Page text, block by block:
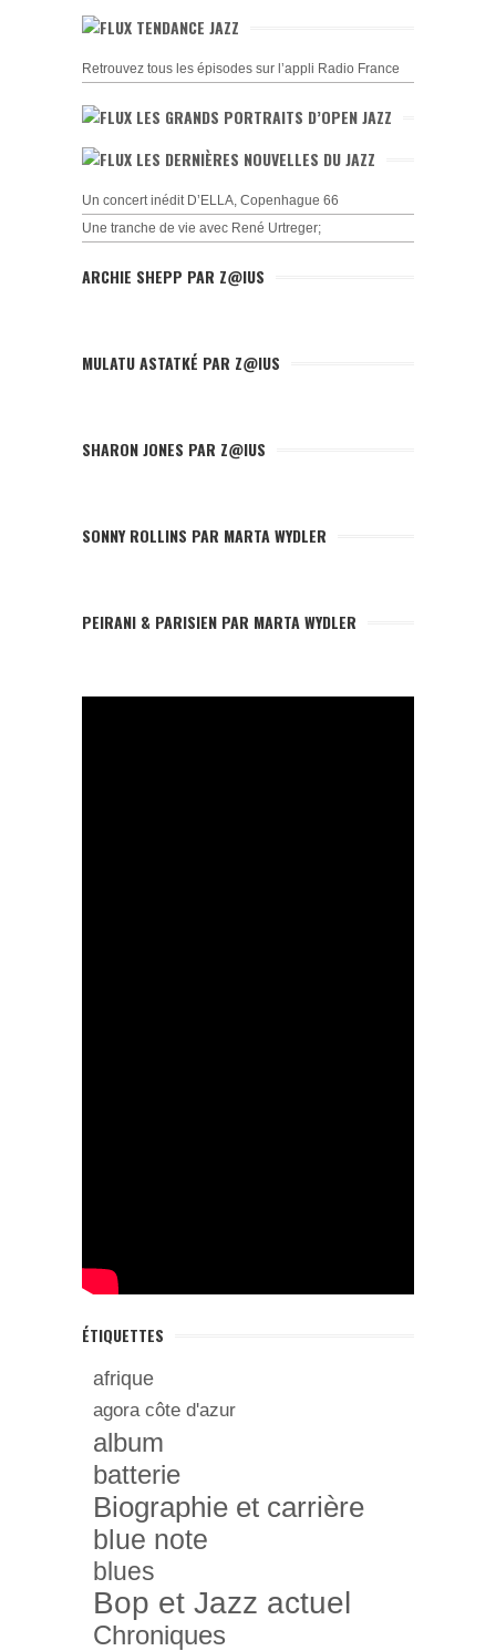
TENDANCE JAZZ
Retrouvez tous les épisodes sur l’appli Radio France
LES GRANDS PORTRAITS D’OPEN JAZZ
LES DERNIÈRES NOUVELLES DU JAZZ
Un concert inédit D’ELLA, Copenhague 66
Une tranche de vie avec René Urtreger;
ARCHIE SHEPP PAR Z@IUS
MULATU ASTATKÉ PAR Z@IUS
SHARON JONES PAR Z@IUS
SONNY ROLLINS PAR MARTA WYDLER
PEIRANI & PARISIEN PAR MARTA WYDLER
ÉTIQUETTES
afrique
agora côte d'azur
album
batterie
Biographie et carrière
blue note
blues
Bop et Jazz actuel
Chroniques